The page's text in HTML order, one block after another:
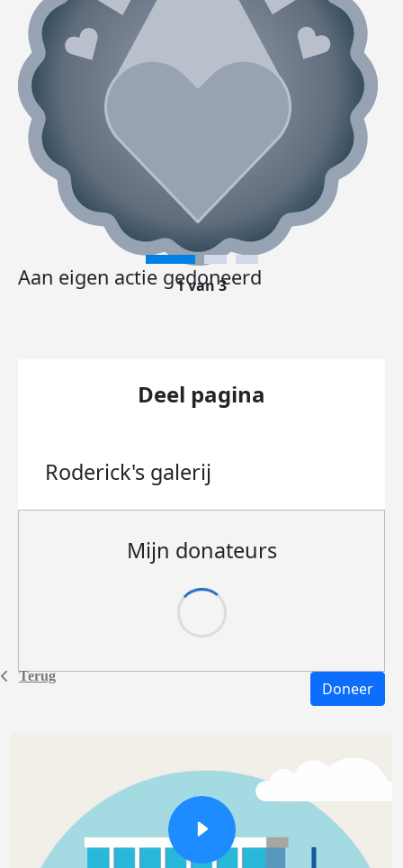
Terug
Aan eigen actie gedoneerd
1 van 3
Deel pagina
Roderick's galerij
Mijn donateurs
Doneer